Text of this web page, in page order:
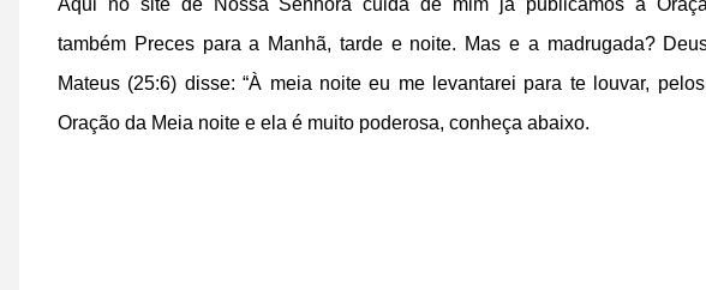
Aqui no site de Nossa Senhora cuida de mim já publicamos a
também Preces para a Manhã, tarde e noite. Mas e a madrugada?
Mateus (25:6) disse: “À meia noite eu me levantarei para te louvar,
Oração da Meia noite e ela é muito poderosa, conheça abaixo.